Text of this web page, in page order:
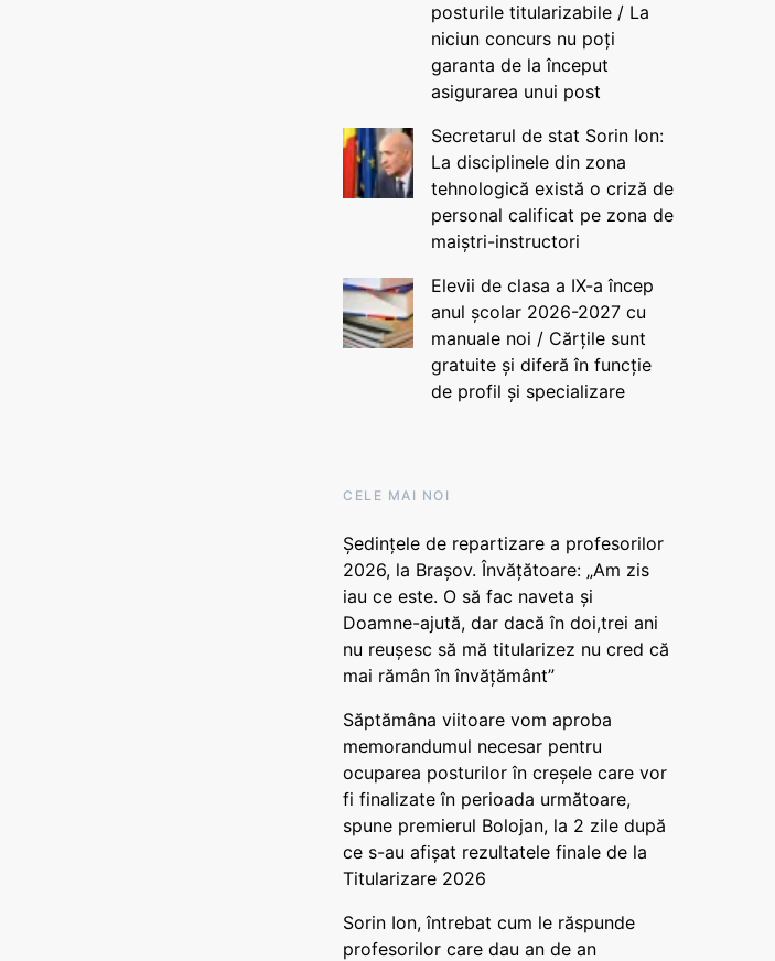
posturile titularizabile / La
niciun concurs nu poți
garanta de la început
asigurarea unui post
Secretarul de stat Sorin Ion:
La disciplinele din zona
tehnologică există o criză de
personal calificat pe zona de
maiștri-instructori
Elevii de clasa a IX-a încep
anul școlar 2026-2027 cu
manuale noi / Cărțile sunt
gratuite și diferă în funcție
de profil și specializare
CELE MAI NOI
Ședințele de repartizare a profesorilor
2026, la Brașov. Învățătoare: „Am zis
iau ce este. O să fac naveta și
Doamne-ajută, dar dacă în doi,trei ani
nu reușesc să mă titularizez nu cred că
mai rămân în învățământ”
Săptămâna viitoare vom aproba
memorandumul necesar pentru
ocuparea posturilor în creșele care vor
fi finalizate în perioada următoare,
spune premierul Bolojan, la 2 zile după
ce s-au afișat rezultatele finale de la
Titularizare 2026
Sorin Ion, întrebat cum le răspunde
profesorilor care dau an de an